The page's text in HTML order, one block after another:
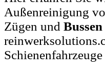
Außenreinigung
Zügen und Bussen